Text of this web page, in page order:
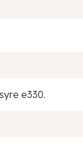
e330.